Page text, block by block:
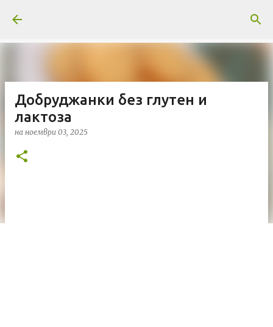
Добруджанки без глутен и
лактоза
на ноември 03, 2025